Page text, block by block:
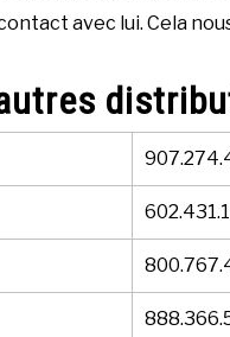
avec lui. Cela